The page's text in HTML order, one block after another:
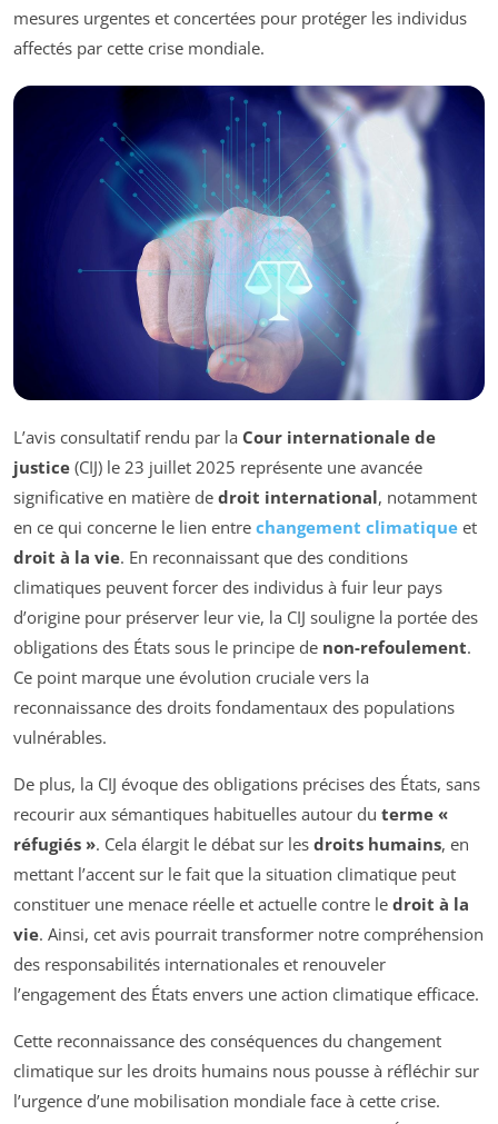
mesures urgentes et concertées pour protéger les individus
affectés par cette crise mondiale.
L’avis consultatif rendu par la Cour internationale de
justice (CIJ) le 23 juillet 2025 représente une avancée
significative en matière de droit international, notamment
en ce qui concerne le lien entre changement climatique et
droit à la vie. En reconnaissant que des conditions
climatiques peuvent forcer des individus à fuir leur pays
d’origine pour préserver leur vie, la CIJ souligne la portée des
obligations des États sous le principe de non-refoulement.
Ce point marque une évolution cruciale vers la
reconnaissance des droits fondamentaux des populations
vulnérables.
De plus, la CIJ évoque des obligations précises des États, sans
recourir aux sémantiques habituelles autour du terme «
réfugiés ». Cela élargit le débat sur les droits humains, en
mettant l’accent sur le fait que la situation climatique peut
constituer une menace réelle et actuelle contre le droit à la
vie. Ainsi, cet avis pourrait transformer notre compréhension
des responsabilités internationales et renouveler
l’engagement des États envers une action climatique efficace.
Cette reconnaissance des conséquences du changement
climatique sur les droits humains nous pousse à réfléchir sur
l’urgence d’une mobilisation mondiale face à cette crise.